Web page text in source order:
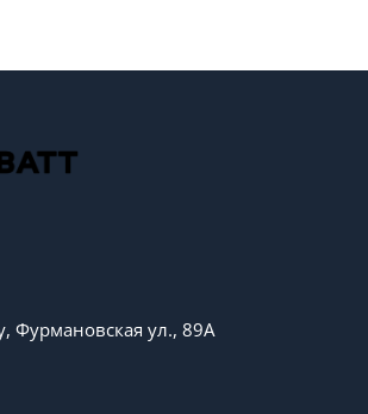
Фурмановская ул., 89А